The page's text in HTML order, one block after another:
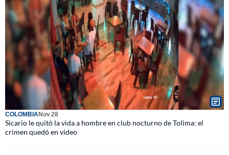
COLOMBIANov 28
Sicario le quitó la vida a hombre en club nocturno de Tolima: el
crimen quedó en video